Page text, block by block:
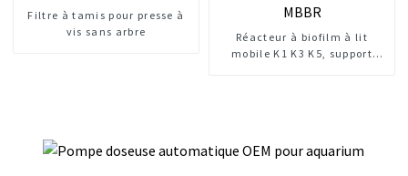
Filtre à tamis pour presse à
vis sans arbre
Réacteur à biofilm à lit
mobile K1 K3 K5, support